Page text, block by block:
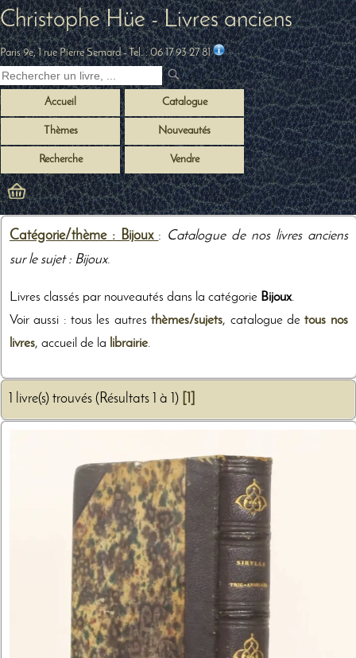
Christophe Hüe - Livres anciens
Paris 9e, 1 rue Pierre Semard- Tel. :06 17 93 27 81
Accueil Catalogue
Thèmes Nouveautés
Recherche Vendre
Catégorie/thème : Bijoux : Catalogue de nos livres anciens
sur le sujet : Bijoux.
Livres classés par nouveautés dans la catégorie Bijoux.
Voir aussi : tous les autresthèmes/sujets, catalogue detous nos
livres, accueil de la librairie.
1 livre(s) trouvés (Résultats 1 à 1)